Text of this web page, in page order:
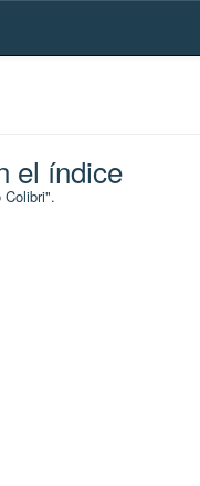
el índice
Colibri".